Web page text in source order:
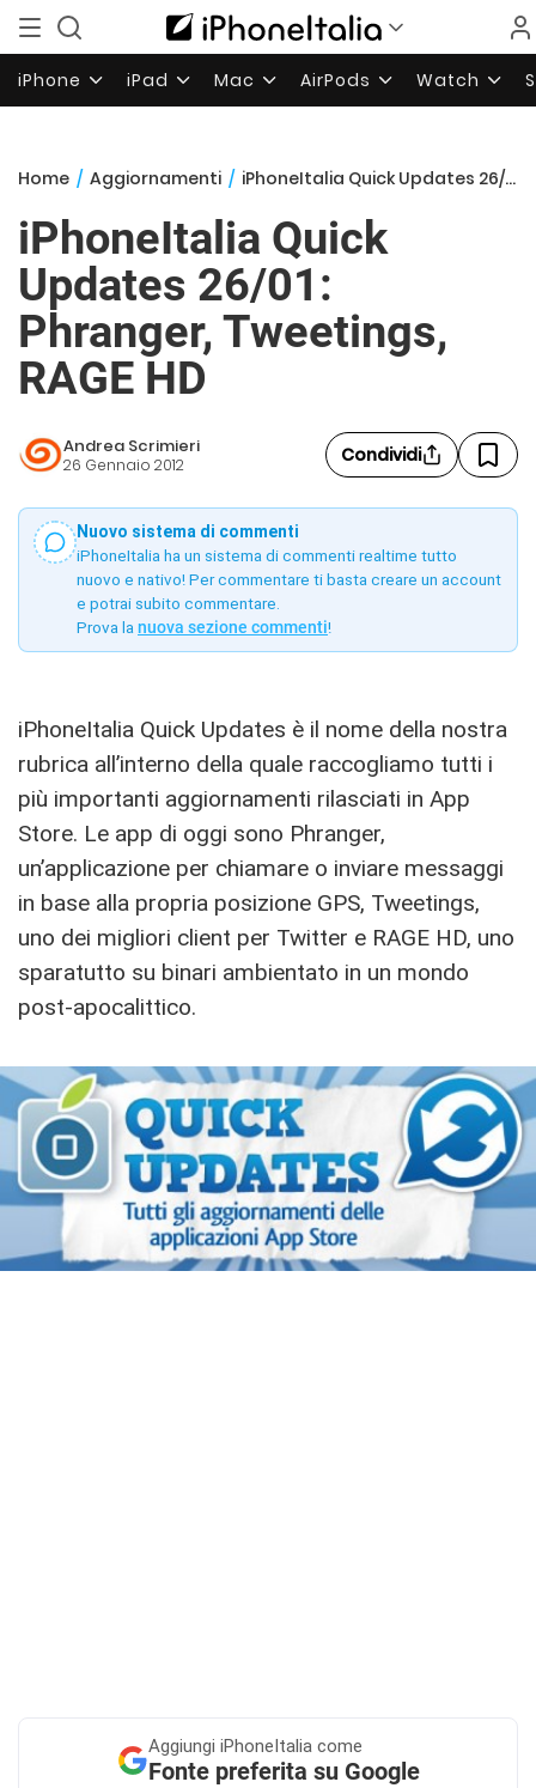
iPhone iPad Mac AirPods Watch
Home / Aggiornamenti / iPhoneItalia Quick Updates 26/01: Phranger, Tweetings, RAGE HD
iPhoneItalia Quick
Updates 26/01:
Phranger, Tweetings,
RAGE HD
Andrea Scrimieri
26 Gennaio 2012 Condividi
Nuovo sistema di commenti
iPhoneItalia ha un sistema di commenti realtime tutto
nuovo e nativo! Per commentare ti basta creare un account
e potrai subito commentare.
Prova la nuova sezione commenti!
iPhoneItalia Quick Updates è il nome della nostra
rubrica all’interno della quale raccogliamo tutti i
più importanti aggiornamenti rilasciati in App
Store. Le app di oggi sono Phranger,
un’applicazione per chiamare o inviare messaggi
in base alla propria posizione GPS, Tweetings,
uno dei migliori client per Twitter e RAGE HD, uno
sparatutto su binari ambientato in un mondo
post-apocalittico.
Aggiungi iPhoneItalia come
Fonte preferita su Google